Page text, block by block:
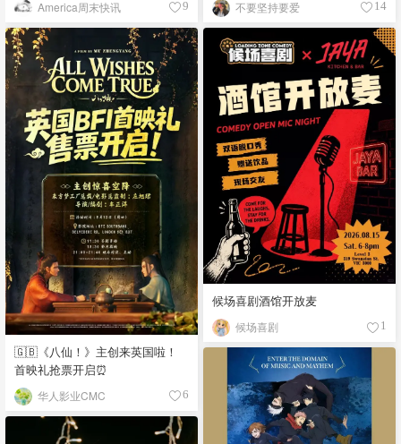
America周末快讯 9 不要坚持要爱 14
🇬🇧《八仙！》主创来英国啦！
首映礼抢票开启⏰
华人影业CMC 6
候场喜剧酒馆开放麦
候场喜剧 1